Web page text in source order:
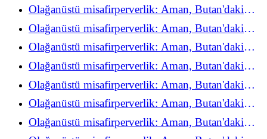
refah deneyimini yeniden keşfediyor
Olağanüstü misafirperverlik: Aman, Butan'daki
refah deneyimini yeniden keşfediyor
Olağanüstü misafirperverlik: Aman, Butan'daki
refah deneyimini yeniden keşfediyor
Olağanüstü misafirperverlik: Aman, Butan'daki
refah deneyimini yeniden keşfediyor
Olağanüstü misafirperverlik: Aman, Butan'daki
refah deneyimini yeniden keşfediyor
Olağanüstü misafirperverlik: Aman, Butan'daki
refah deneyimini yeniden keşfediyor
Olağanüstü misafirperverlik: Aman, Butan'daki
refah deneyimini yeniden keşfediyor
Olağanüstü misafirperverlik: Aman, Butan'daki
refah deneyimini yeniden keşfediyor